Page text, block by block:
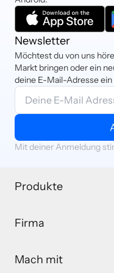
Newsletter
Möchtest du von uns
Markt bringen oder ein
deine E-Mail-Adresse
Mit deiner Anmeldung
Produkte
Firma
Mach mit